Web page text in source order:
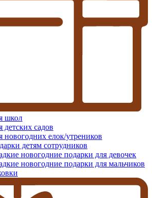
школ
детских садов
новогодних елок/утреников
детям сотрудников
новогодние подарки для девочек
новогодние подарки для мальчиков